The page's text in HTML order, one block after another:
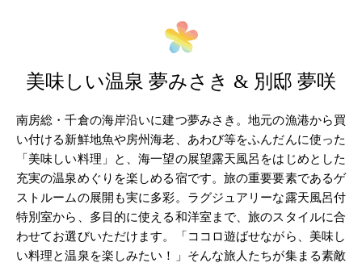
美味しい温泉 夢みさき & 別邸 夢咲
南房総・千倉の海岸沿いに建つ夢みさき。地元の漁港から買
い付ける新鮮地魚や房州海老、あわび等をふんだんに使った
「美味しい料理」と、海一望の展望露天風呂をはじめとした
充実の温泉めぐりを楽しめる宿です。旅の重要要素であるゲ
ストルームの展開も実に多彩。ラグジュアリーな露天風呂付
特別室から、多目的に使える和洋室まで、旅のスタイルに合
わせてお選びいただけます。「ココロ遊ばせながら、美味し
い料理と温泉を楽しみたい！」そんな旅人たちが集まる素敵